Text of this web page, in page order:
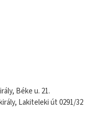
Béke u. 21.
Lakiteleki út 0291/32